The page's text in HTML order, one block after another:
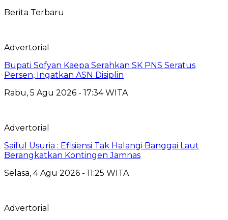
Berita Terbaru
Advertorial
Bupati Sofyan Kaepa Serahkan SK PNS Seratus
Persen, Ingatkan ASN Disiplin
Rabu, 5 Agu 2026 - 17:34 WITA
Advertorial
Saiful Usuria : Efisiensi Tak Halangi Banggai Laut
Berangkatkan Kontingen Jamnas
Selasa, 4 Agu 2026 - 11:25 WITA
Advertorial